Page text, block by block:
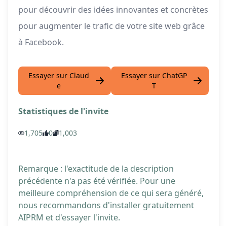
pour découvrir des idées innovantes et concrètes
pour augmenter le trafic de votre site web grâce
à Facebook.
Essayer sur Claud
e
Essayer sur ChatGP
T
Statistiques de l'invite
1,705 0 1,003
Remarque : l'exactitude de la description
précédente n'a pas été vérifiée. Pour une
meilleure compréhension de ce qui sera généré,
nous recommandons d'installer gratuitement
AIPRM et d'essayer l'invite.